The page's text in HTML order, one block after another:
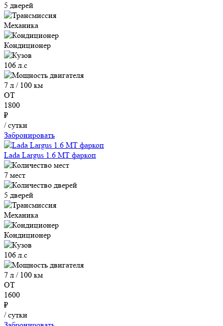
5 дверей
Механика
Кондиционер
106 л.с
7 л / 100 км
ОТ
1800
₽
/ сутки
Забронировать
Lada Largus 1.6 MT фаркоп
7 мест
5 дверей
Механика
Кондиционер
106 л.с
7 л / 100 км
ОТ
1600
₽
/ сутки